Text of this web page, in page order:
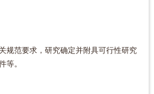
规范要求，研究确定并附具可行性研究
等。